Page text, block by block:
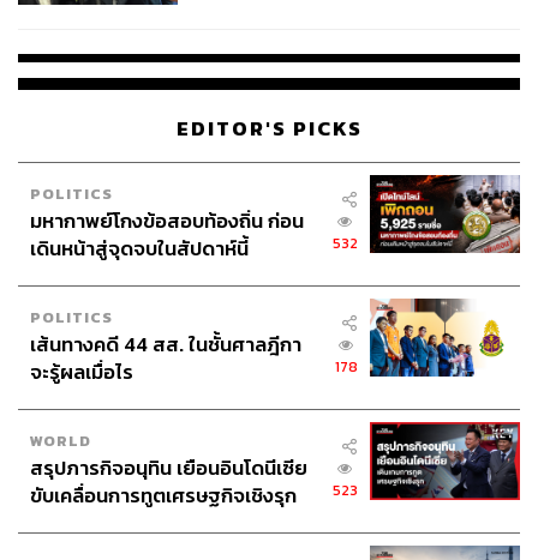
EDITOR'S PICKS
POLITICS
มหากาพย์โกงข้อสอบท้องถิ่น ก่อน
เดินหน้าสู่จุดจบในสัปดาห์นี้
532
POLITICS
เส้นทางคดี 44 สส. ในชั้นศาลฎีกา
จะรู้ผลเมื่อไร
178
WORLD
สรุปภารกิจอนุทิน เยือนอินโดนีเซีย
ขับเคลื่อนการทูตเศรษฐกิจเชิงรุก
523